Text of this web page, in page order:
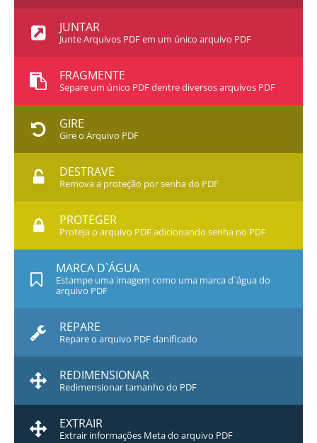
JUNTAR
Junte Arquivos PDF em um único arquivo PDF
FRAGMENTE
Separe um único PDF dentre diversos arquivos PDF
GIRE
Gire o Arquivo PDF
DESTRAVE
Remova a proteção por senha do PDF
PROTEGER
Proteja o arquivo PDF adicionando senha no PDF
MARCA D`ÁGUA
Estampe uma imagem como uma marca d`água do
arquivo PDF
REPARE
Repare o arquivo PDF danificado
REDIMENSIONAR
Redimensionar tamanho do PDF
EXTRAIR
Extrair informações Meta do arquivo PDF